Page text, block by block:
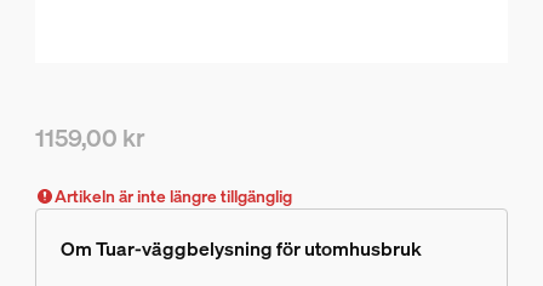
1159,00 kr
Artikeln är inte längre tillgänglig
Om Tuar-väggbelysning för utomhusbruk